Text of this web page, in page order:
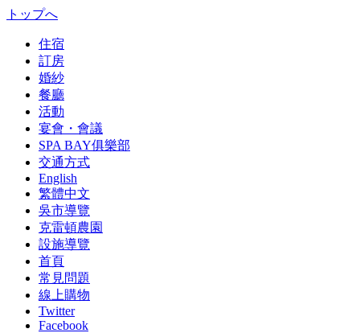
トップへ
住宿
訂房
婚紗
餐廳
活動
宴會・會議
SPA BAY俱樂部
交通方式
English
繁體中文
吳市導覽
克雷頓農園
設施導覽
首頁
常見問題
線上購物
Twitter
Facebook